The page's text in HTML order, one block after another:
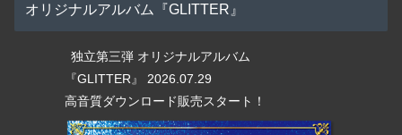
オリジナルアルバム『GLITTER』
独立第三弾 オリジナルアルバム
『GLITTER』 2026.07.29
高音質ダウンロード販売スタート！